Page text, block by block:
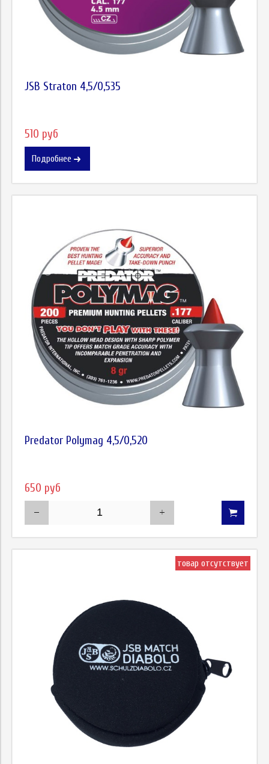
JSB Straton 4,5/0,535
510 руб
Подробнее
Predator Polymag 4,5/0,520
650 руб
товар отсутствует